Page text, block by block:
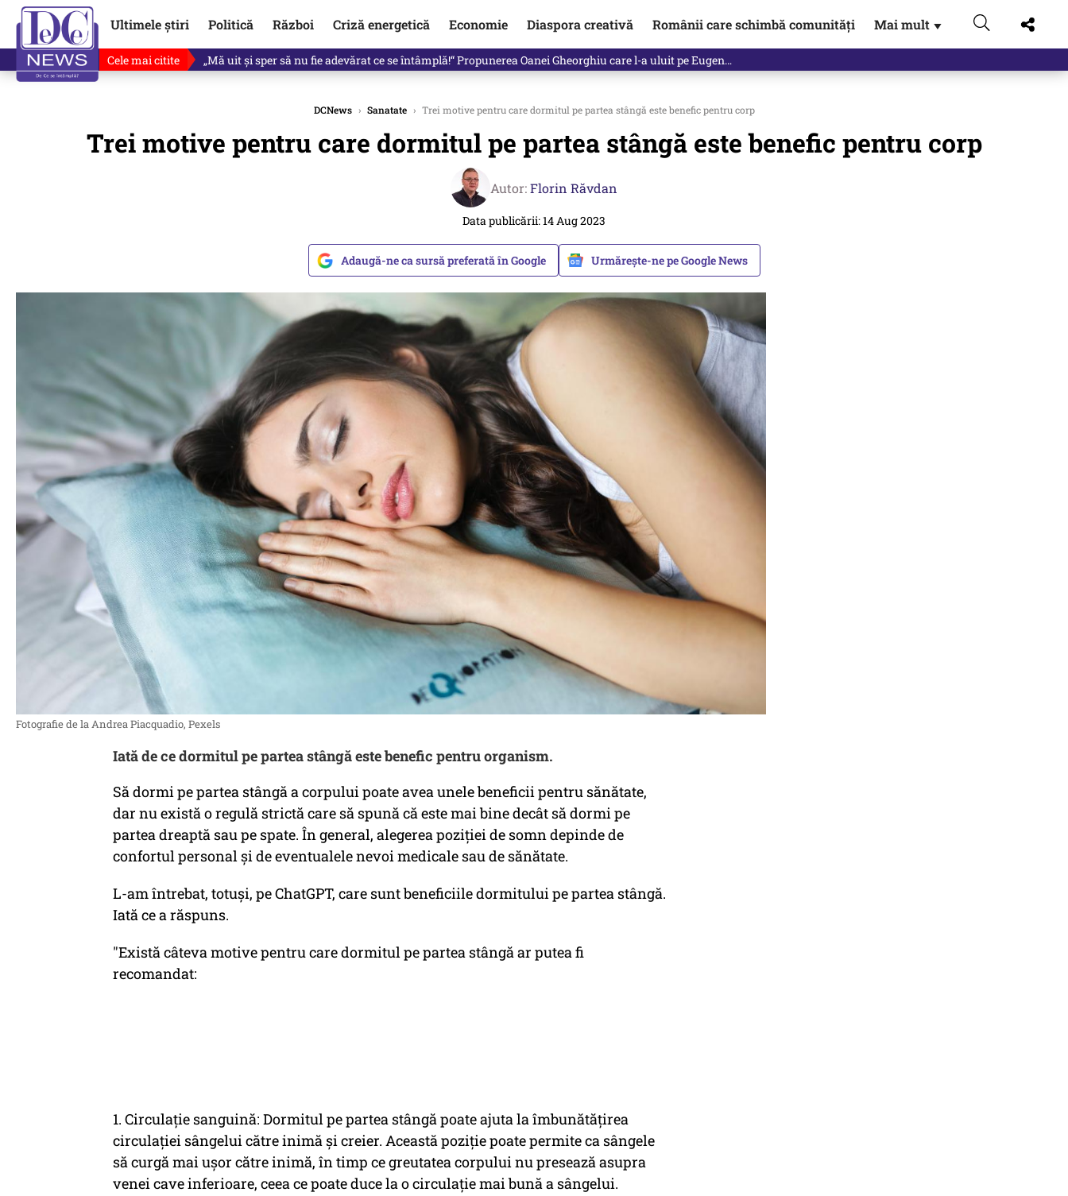
Ultimele știri Politică Război Criză energetică Economie Diaspora creativă Românii care schimbă comunități Mai mult ▼
Cele mai citite Singurul lucru care l-ar putea clinti pe Ilie Bolojan de la Palatul Victoria. Verdictul lui Bogdan Chirieac
DCNews › Sanatate › Trei motive pentru care dormitul pe partea stângă este benefic pentru corp
Trei motive pentru care dormitul pe partea stângă este benefic pentru corp
Autor:Florin Răvdan
Data publicării: 14 Aug 2023
Adaugă-ne ca sursă preferată în Google Urmărește-ne pe Google News
Fotografie de la Andrea Piacquadio, Pexels
Iată de ce dormitul pe partea stângă este benefic pentru organism.
Să dormi pe partea stângă a corpului poate avea unele beneficii pentru sănătate,
dar nu există o regulă strictă care să spună că este mai bine decât să dormi pe
partea dreaptă sau pe spate. În general, alegerea poziției de somn depinde de
confortul personal și de eventualele nevoi medicale sau de sănătate.
L-am întrebat, totuşi, pe ChatGPT, care sunt beneficiile dormitului pe partea stângă.
Iată ce a răspuns.
"Există câteva motive pentru care dormitul pe partea stângă ar putea fi
recomandat:
1. Circulație sanguină: Dormitul pe partea stângă poate ajuta la îmbunătățirea
circulației sângelui către inimă și creier. Această poziție poate permite ca sângele
să curgă mai ușor către inimă, în timp ce greutatea corpului nu presează asupra
venei cave inferioare, ceea ce poate duce la o circulație mai bună a sângelui.